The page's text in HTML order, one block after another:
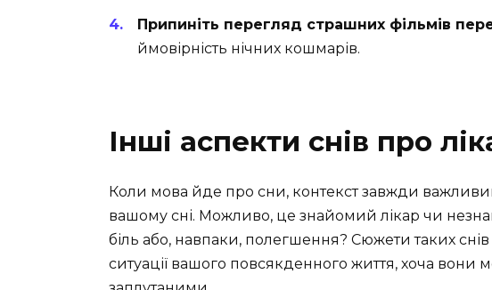
Припиніть перегляд страшних фільмів
ймовірність нічних кошмарів.
Інші аспекти снів про
Коли мова йде про сни, контекст завжди
вашому сні. Можливо, це знайомий лікар чи
біль або, навпаки, полегшення? Сюжети таких
ситуації вашого повсякденного життя, хоча вони